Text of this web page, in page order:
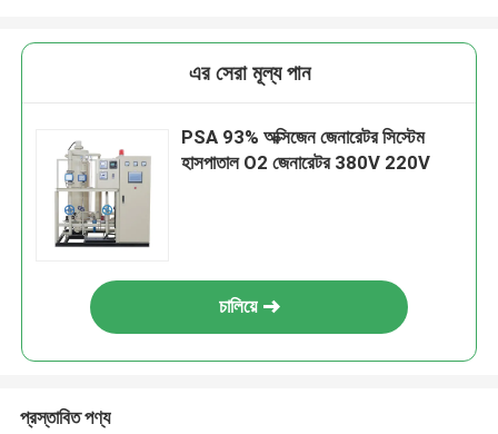
এর সেরা মূল্য পান
PSA 93% অক্সিজেন জেনারেটর সিস্টেম
হাসপাতাল O2 জেনারেটর 380V 220V
চালিয়ে
প্রস্তাবিত পণ্য